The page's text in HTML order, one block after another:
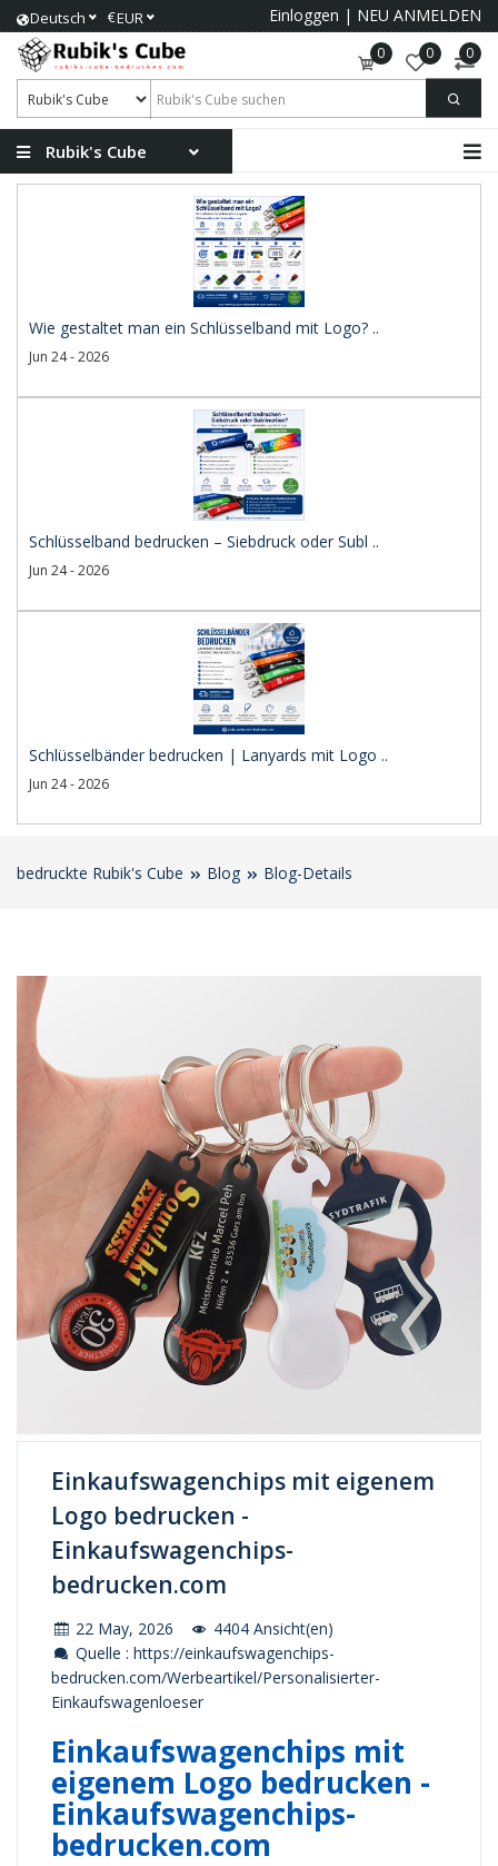
Deutsch €EUR Einloggen | NEU ANMELDEN
0 0 0
Rubik's Cube
Wie gestaltet man ein Schlüsselband mit Logo? ..
Jun 24 - 2026
Schlüsselband bedrucken – Siebdruck oder Subl ..
Jun 24 - 2026
Schlüsselbänder bedrucken | Lanyards mit Logo ..
Jun 24 - 2026
bedruckte Rubik's Cube Blog Blog-Details
Einkaufswagenchips mit eigenem
Logo bedrucken -
Einkaufswagenchips-
bedrucken.com
22 May, 2026
4404 Ansicht(en)
Quelle : https://einkaufswagenchips-
bedrucken.com/Werbeartikel/Personalisierter-
Einkaufswagenloeser
Einkaufswagenchips mit
eigenem Logo bedrucken -
Einkaufswagenchips-
bedrucken.com